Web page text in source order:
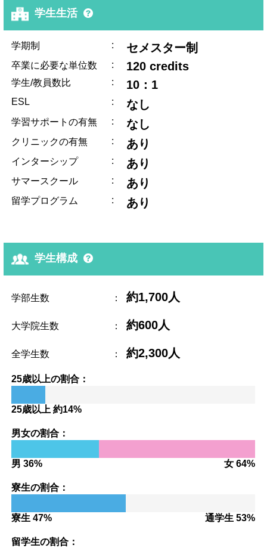
学生生活
学期制 : セメスター制
卒業に必要な単位数 : 120 credits
学生/教員数比 : 10：1
ESL : なし
学習サポートの有無 : なし
クリニックの有無 : あり
インターシップ : あり
サマースクール : あり
留学プログラム : あり
学生構成
学部生数 ： 約1,700人
大学院生数 ： 約600人
全学生数 ： 約2,300人
25歳以上の割合：
25歳以上 約14%
男女の割合：
男 36% 女 64%
寮生の割合：
寮生 47% 通学生 53%
留学生の割合：